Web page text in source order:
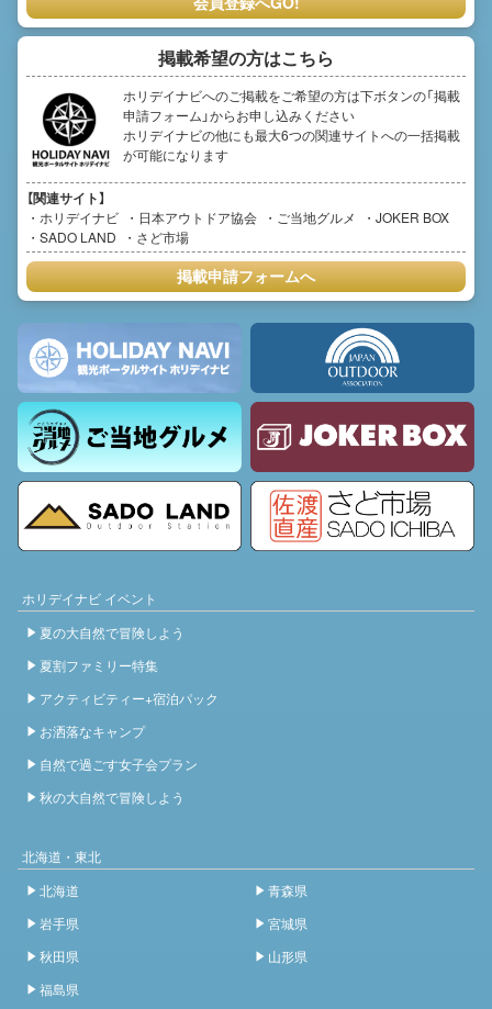
掲載希望の方はこちら
ホリデイナビへのご掲載をご希望の方は下ボタンの「掲載
申請フォーム」からお申し込みください
ホリデイナビの他にも最大6つの関連サイトへの一括掲載
が可能になります
【関連サイト】
ホリデイナビ 日本アウトドア協会 ご当地グルメ
JOKER BOX
SADO LAND
さど市場
掲載申請フォームへ
ホリデイナビ イベント
夏の大自然で冒険しよう
夏割ファミリー特集
アクティビティー+宿泊パック
お洒落なキャンプ
自然で過ごす女子会プラン
秋の大自然で冒険しよう
北海道・東北
北海道
青森県
岩手県
宮城県
秋田県
山形県
福島県